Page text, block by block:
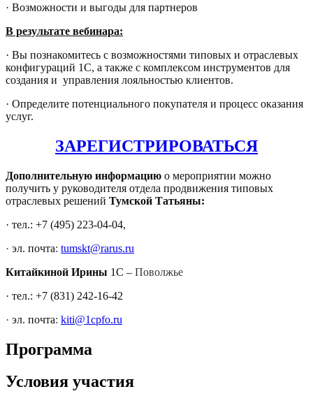
· Возможности и выгоды для партнеров
В результате вебинара:
· Вы познакомитесь с возможностями типовых и отраслевых
конфигураций 1С, а также с комплексом инструментов для
создания и управления лояльностью клиентов.
· Определите потенциального покупателя и процесс оказания
услуг.
ЗАРЕГИСТРИРОВАТЬСЯ
Дополнительную информацию о мероприятии можно
получить у руководителя отдела продвижения типовых
отраслевых решений Тумской Татьяны:
· тел.: +7 (495) 223-04-04,
· эл. почта: tumskt@rarus.ru
Китайкиной Ирины 1С – Поволжье
· тел.: +7 (831) 242-16-42
· эл. почта: kiti@1cpfo.ru
Программа
Условия участия